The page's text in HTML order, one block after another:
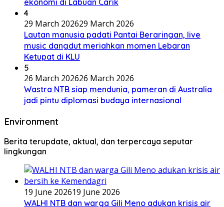
4
29 March 202629 March 2026
Lautan manusia padati Pantai Beraringan, live
music dangdut meriahkan momen Lebaran
Ketupat di KLU
5
26 March 202626 March 2026
Wastra NTB siap mendunia, pameran di Australia
jadi pintu diplomasi budaya internasional
Environment
Berita terupdate, aktual, dan terpercaya seputar
lingkungan
19 June 202619 June 2026
WALHI NTB dan warga Gili Meno adukan krisis air